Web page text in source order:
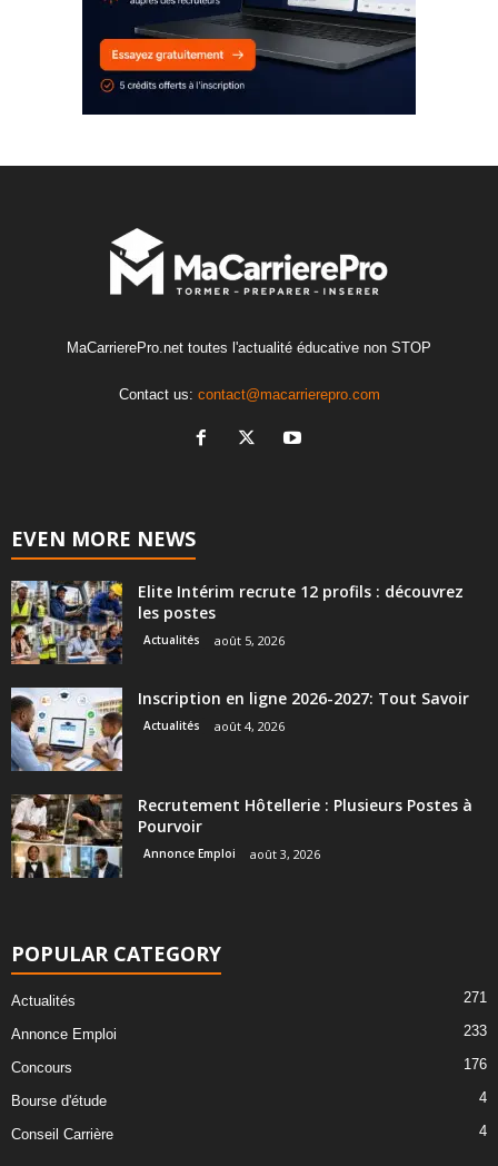
MaCarrierePro.net toutes l'actualité éducative non STOP
Contact us: contact@macarrierepro.com
EVEN MORE NEWS
Elite Intérim recrute 12 profils : découvrez
les postes
Actualités août 5, 2026
Inscription en ligne 2026-2027: Tout Savoir
Actualités août 4, 2026
Recrutement Hôtellerie : Plusieurs Postes à
Pourvoir
Annonce Emploi août 3, 2026
POPULAR CATEGORY
Actualités 271
Annonce Emploi 233
Concours 176
Bourse d'étude 4
Conseil Carrière 4